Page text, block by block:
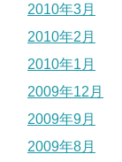
2010年3月
2010年2月
2010年1月
2009年12月
2009年9月
2009年8月